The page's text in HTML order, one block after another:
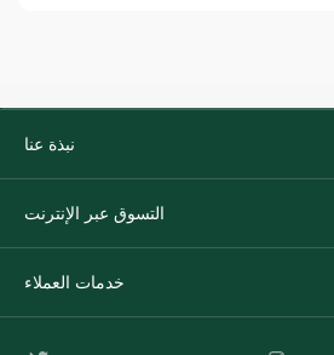
نبذة عنا
التسوق عبر الإنترنت
خدمات العملاء